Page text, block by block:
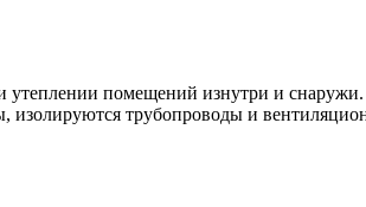
утеплении помещений изнутри и
изолируются трубопроводы и